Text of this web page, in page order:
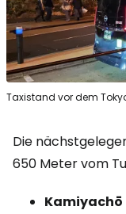
Taxistand vor dem
Die
650 Meter vom
Kamiyachō